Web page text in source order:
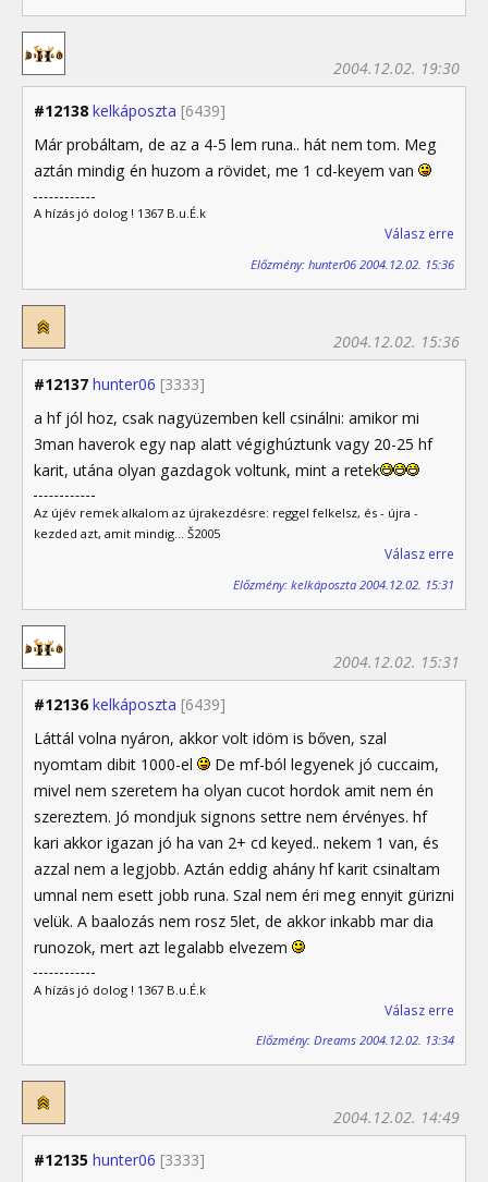
#12138 kelkáposzta [6439]
2004.12.02. 19:30
Már probáltam, de az a 4-5 lem runa.. hát nem tom. Meg
aztán mindig én huzom a rövidet, me 1 cd-keyem van
A hízás jó dolog ! 1367 B.u.É.k
Válasz erre
Előzmény: hunter06 2004.12.02. 15:36
#12137 hunter06 [3333]
2004.12.02. 15:36
a hf jól hoz, csak nagyüzemben kell csinálni: amikor mi
3man haverok egy nap alatt végighúztunk vagy 20-25 hf
karit, utána olyan gazdagok voltunk, mint a retek
Az újév remek alkalom az újrakezdésre: reggel felkelsz, és - újra -
kezded azt, amit mindig... Š2005
Válasz erre
Előzmény: kelkáposzta 2004.12.02. 15:31
#12136 kelkáposzta [6439]
2004.12.02. 15:31
Láttál volna nyáron, akkor volt idöm is bőven, szal
nyomtam dibit 1000-el
De mf-ból legyenek jó cuccaim,
mivel nem szeretem ha olyan cucot hordok amit nem én
szereztem. Jó mondjuk signons settre nem érvényes. hf
kari akkor igazan jó ha van 2+ cd keyed.. nekem 1 van, és
azzal nem a legjobb. Aztán eddig ahány hf karit csinaltam
umnal nem esett jobb runa. Szal nem éri meg ennyit gürizni
velük. A baalozás nem rosz 5let, de akkor inkabb mar dia
runozok, mert azt legalabb elvezem
A hízás jó dolog ! 1367 B.u.É.k
Válasz erre
Előzmény: Dreams 2004.12.02. 13:34
#12135 hunter06 [3333]
2004.12.02. 14:49